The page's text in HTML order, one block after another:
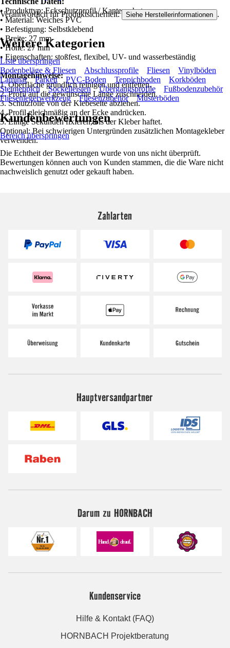
• Produkttyp: Eckschutzprofil / Kantenschutz
• Material: Weiches PVC
• Befestigung: Selbstklebend
• Breite: 27 mm
• Höhe: 27 mm
• Eigenschaften: stoßfest, flexibel, UV- und wasserbeständig
Montagehinweise:
1. Oberfläche gründlich reinigen und entfetten.
2. Profil auf die gewünschte Länge zuschneiden.
3. Schutzfolie von der Klebeseite abziehen.
4. Profil gleichmäßig an der Ecke andrücken.
5. Einige Sekunden fixieren, bis der Kleber haftet.
Optional: Bei schwierigen Untergründen zusätzlichen Montagekleber
verwenden.
Verantwortlich für Produktsicherheit: Siehe Herstellerinformationen .
Weitere Kategorien
Liste überspringen
Bodenbeläge & Fliesen
Abschlussprofile Fliesen
Vinylböden
Laminat
Parkett PVC-Boden Teppichboden
Korkböden
Steinteppich
Sockelleisten Übergangsprofile
Fußbodenzubehör
Fliesenlegerwerkzeug
Fliesenzubehör Musterböden
Kundenbewertungen
Bereich überspringen
Die Echtheit der Bewertungen wurde von uns nicht überprüft.
Bewertungen können auch von Kunden stammen, die die Ware nicht
nachweislich genutzt oder gekauft haben.
Zahlarten
Hauptversandpartner
Darum zu HORNBACH
Kundenservice
Hilfe & Kontakt (FAQ)
HORNBACH Projektberatung